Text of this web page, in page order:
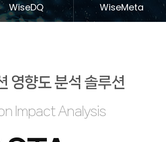
WiseDQ WiseMeta
영향도 분석 솔루션
Impact Analysis